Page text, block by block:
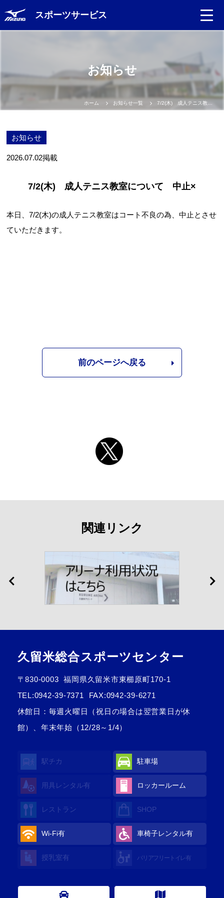
スポーツサービス
お知らせ
ホーム お知らせ一覧 7/2(木) 成人テニス教室について 中止×
お知らせ
2026.07.02掲載
7/2(木) 成人テニス教室について 中止×
本日、7/2(木)の成人テニス教室はコート不良の為、中止とさせ
ていただきます。
前のページへ戻る
関連リンク
久留米総合スポーツセンター
〒830-0003
福岡県久留米市東櫛原町170-1
TEL:0942-39-7371
FAX:0942-39-6271
休館日：毎週火曜日（祝日の場合は翌営業日が休
館）、年末年始（12/28～1/4）
駅チカ 駐車場
用具レンタル有 ロッカールーム
レストラン SHOP
Wi-Fi有 車椅子レンタル有
授乳室有 バリアフリートイレ有